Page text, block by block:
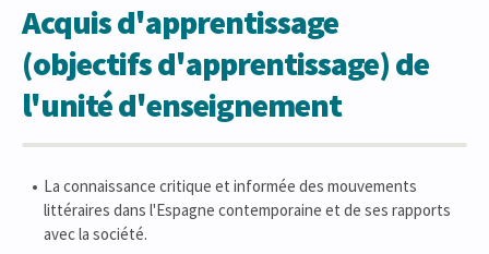
Acquis d'apprentissage
(objectifs d'apprentissage) de
l'unité d'enseignement
La connaissance critique et informée des mouvements
littéraires dans l'Espagne contemporaine et de ses rapports
avec la société.